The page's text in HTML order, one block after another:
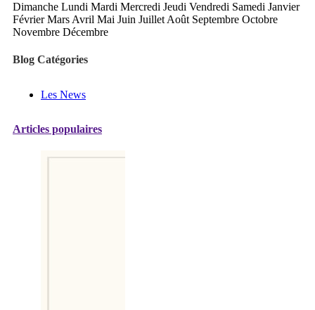
Dimanche Lundi Mardi Mercredi Jeudi Vendredi Samedi Janvier
Février Mars Avril Mai Juin Juillet Août Septembre Octobre
Novembre Décembre
Blog Catégories
Les News
Articles populaires